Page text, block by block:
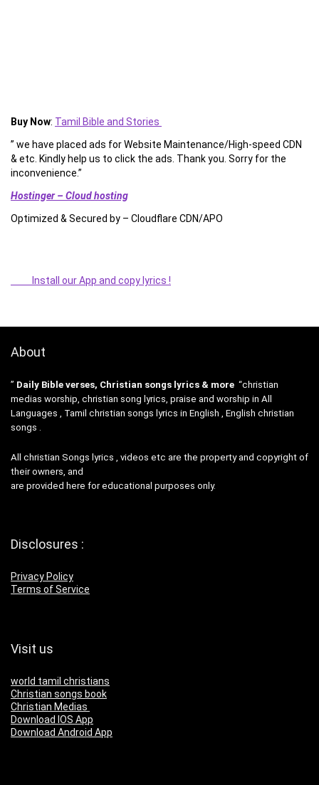
Buy Now: Tamil Bible and Stories
” we have placed ads for Website Maintenance/High-speed CDN
& etc. Kindly help us to click the ads. Thank you. Sorry for the
inconvenience.”
Hostinger – Cloud hosting
Optimized & Secured by – Cloudflare CDN/APO
Install our App and copy lyrics !
About
” Daily Bible verses, Christian songs lyrics & more “christian
medias worship, christian song lyrics, praise and worship in All
Languages , Tamil christian songs lyrics in English , English christian
songs .
All christian Songs lyrics , videos etc are the property and copyright of
their owners, and
are provided here for educational purposes only.
Disclosures :
Privacy Policy
Terms of Service
Visit us
world tamil christians
Christian songs book
Christian Medias
Download IOS App
Download Android App